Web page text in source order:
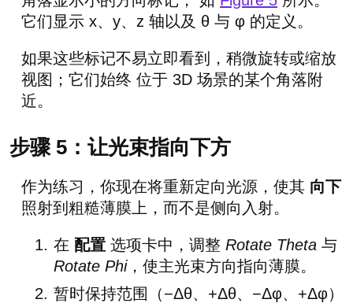
它们显示 x、y、z 轴以及 θ 与 φ 的定义。
如果这些标记不易立即看到，稍微旋转或缩放
视图；它们始终 位于 3D 场景的某个角落附
近。
步骤 5：让光束指向下方
作为练习，你现在将重新定向光源，使其 向下
照射到粗糙薄膜上，而不是侧向入射。
在 配置 选项卡中，调整 Rotate Theta 与
Rotate Phi，使主光束方向指向薄膜。
暂时保持范围（−Δθ、+Δθ、−Δφ、+Δφ）